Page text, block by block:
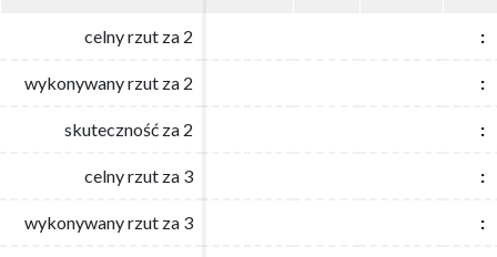
celny rzut za 2 :
wykonywany rzut za 2 :
skuteczność za 2 :
celny rzut za 3 :
wykonywany rzut za 3 :
celny rzut za 2 :
wykonywany rzut za 2 :
skuteczność za 2 :
celny rzut za 3 :
wykonywany rzut za 3 :